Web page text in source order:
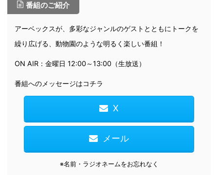
番組のご紹介
アーベックスが、多彩なジャンルのゲストとともにトークを
繰り広げる、動物園のような明るく楽しい番組！
ON AIR：金曜日 12:00～13:00（生放送）
番組へのメッセージはコチラ
X
メール
※名前・ラジオネームをお忘れなく